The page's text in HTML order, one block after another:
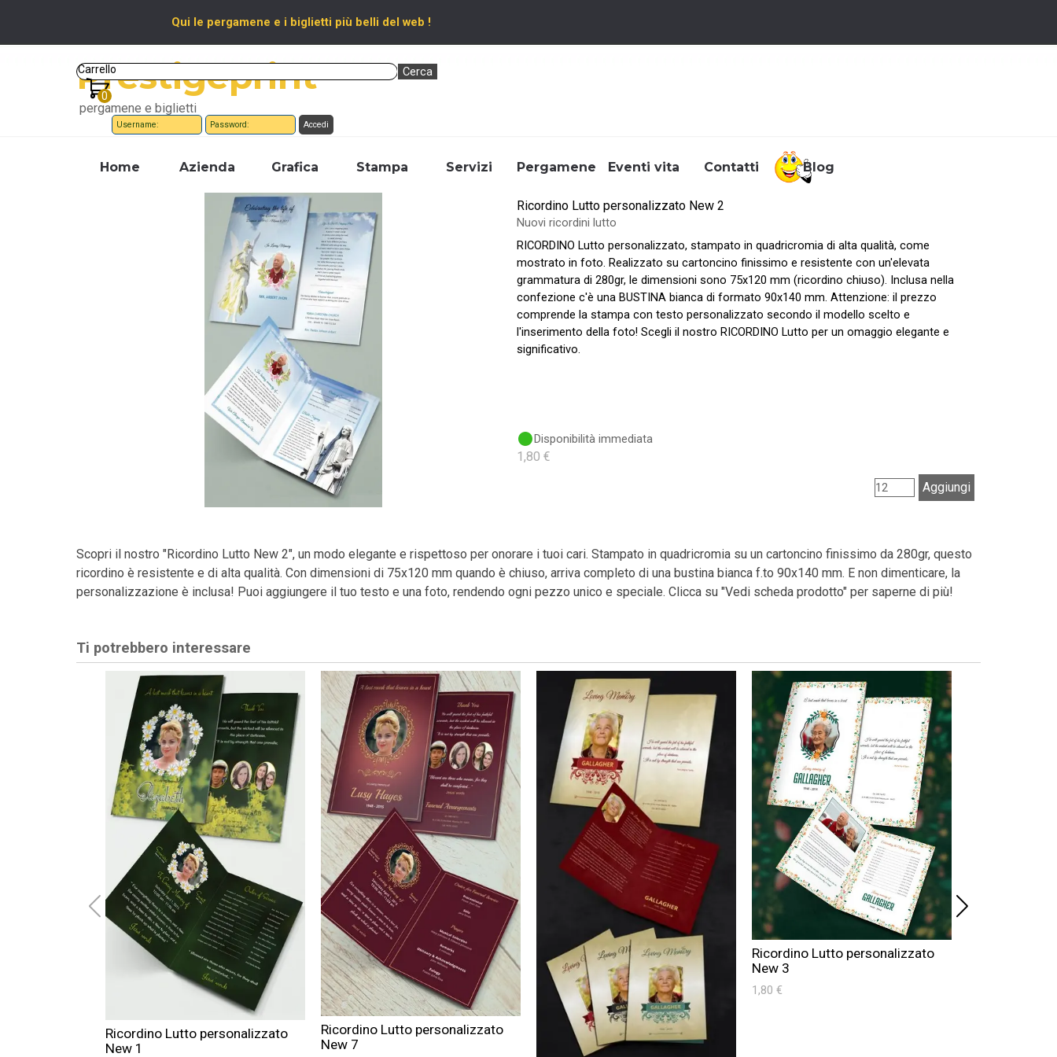
Qui le pergamene e i biglietti più belli del web !
Prestigeprint Cerca
Carrello
pergamene e biglietti
Salta menù
Home Azienda Grafica ▼
Stampa ▼
Servizi ▼
Pergamene Eventi vita ▼
Contatti ▼
Blog
Ricordino Lutto personalizzato New 2
Nuovi ricordini lutto
RICORDINO Lutto personalizzato, stampato in quadricromia di alta qualità, come
mostrato in foto. Realizzato su cartoncino finissimo e resistente con un'elevata
grammatura di 280gr, le dimensioni sono 75x120 mm (ricordino chiuso). Inclusa nella
confezione c'è una BUSTINA bianca di formato 90x140 mm. Attenzione: il prezzo
comprende la stampa con testo personalizzato secondo il modello scelto e
l'inserimento della foto! Scegli il nostro RICORDINO Lutto per un omaggio elegante e
significativo.
Disponibilità immediata
1,80 €
Aggiungi
Scopri il nostro "Ricordino Lutto New 2", un modo elegante e rispettoso per onorare i tuoi cari. Stampato in quadricromia su un cartoncino finissimo da 280gr, questo
ricordino è resistente e di alta qualità. Con dimensioni di 75x120 mm quando è chiuso, arriva completo di una bustina bianca f.to 90x140 mm. E non dimenticare, la
personalizzazione è inclusa! Puoi aggiungere il tuo testo e una foto, rendendo ogni pezzo unico e speciale. Clicca su "Vedi scheda prodotto" per saperne di più!
Ti potrebbero interessare
Ricordino Lutto personalizzato
New 1
Ricordino Lutto personalizzato
New 7
Ricordino Lutto personalizzato
New 3
1,80 €